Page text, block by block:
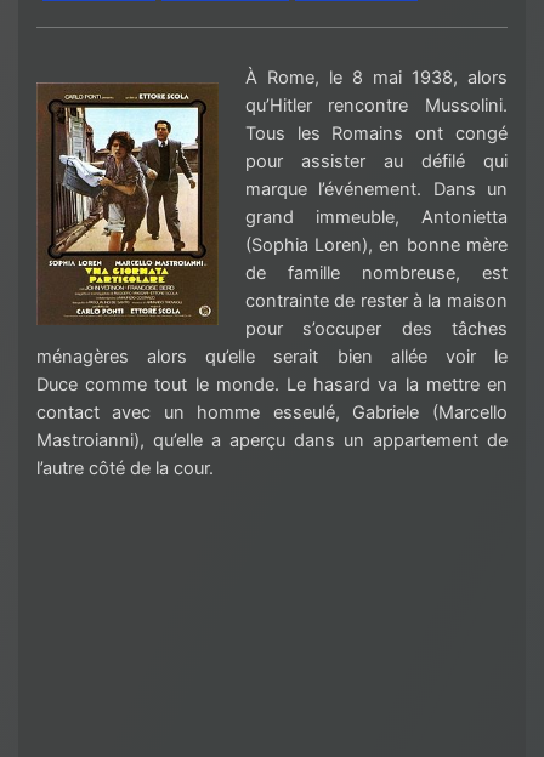
À Rome, le 8 mai1938, alors
qu’Hitlerrencontre Mussolini.
Tous les Romains ont congé
pour assister au défilé qui
marque l’événement. Dans un
grand immeuble, Antonietta
(Sophia Loren), en bonne mère
de famille nombreuse, est
contrainte de rester à la maison
pour s’occuper des tâches
ménagères alors qu’elle serait bien allée voir le
Duce comme tout le monde. Le hasard va la mettre en
contact avec un homme esseulé, Gabriele (Marcello
Mastroianni), qu’elle a aperçu dans un appartement de
l’autre côté de la cour.